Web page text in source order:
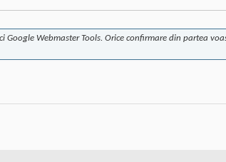
Webmaster Tools. Orice confirmare din partea